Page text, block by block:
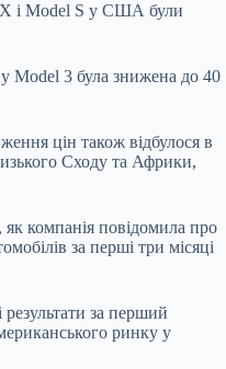
X і Model S у США були
Model 3 була знижена до 40
цін також відбулося в
Сходу та Африки,
компанія повідомила про
за перші три місяці
за перший
ринку у